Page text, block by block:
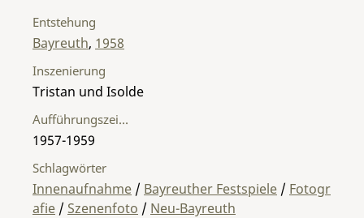
Entstehung
Bayreuth, 1958
Inszenierung
Tristan und Isolde
Aufführungszeitraum
1957-1959
Schlagwörter
Innenaufnahme / Bayreuther Festspiele / Fotogr
afie / Szenenfoto / Neu-Bayreuth